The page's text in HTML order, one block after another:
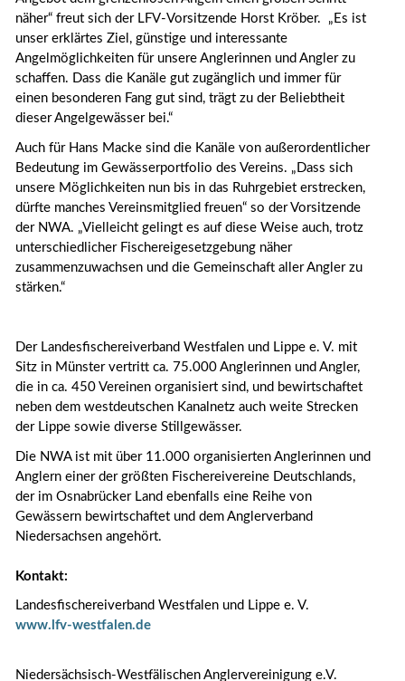
näher“ freut sich der LFV-Vorsitzende Horst Kröber. „Es ist
unser erklärtes Ziel, günstige und interessante
Angelmöglichkeiten für unsere Anglerinnen und Angler zu
schaffen. Dass die Kanäle gut zugänglich und immer für
einen besonderen Fang gut sind, trägt zu der Beliebtheit
dieser Angelgewässer bei.“
Auch für Hans Macke sind die Kanäle von außerordentlicher
Bedeutung im Gewässerportfolio des Vereins. „Dass sich
unsere Möglichkeiten nun bis in das Ruhrgebiet erstrecken,
dürfte manches Vereinsmitglied freuen“ so der Vorsitzende
der NWA. „Vielleicht gelingt es auf diese Weise auch, trotz
unterschiedlicher Fischereigesetzgebung näher
zusammenzuwachsen und die Gemeinschaft aller Angler zu
stärken.“
Der Landesfischereiverband Westfalen und Lippe e. V. mit
Sitz in Münster vertritt ca. 75.000 Anglerinnen und Angler,
die in ca. 450 Vereinen organisiert sind, und bewirtschaftet
neben dem westdeutschen Kanalnetz auch weite Strecken
der Lippe sowie diverse Stillgewässer.
Die NWA ist mit über 11.000 organisierten Anglerinnen und
Anglern einer der größten Fischereivereine Deutschlands,
der im Osnabrücker Land ebenfalls eine Reihe von
Gewässern bewirtschaftet und dem Anglerverband
Niedersachsen angehört.
Kontakt:
Landesfischereiverband Westfalen und Lippe e. V.
www.lfv-westfalen.de
Niedersächsisch-Westfälischen Anglervereinigung e.V.